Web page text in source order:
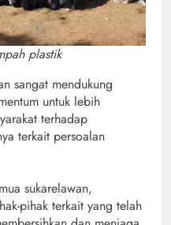
plastik
sangat mendukung
untuk lebih
terhadap
terkait persoalan
sukarelawan,
pihak terkait yang telah